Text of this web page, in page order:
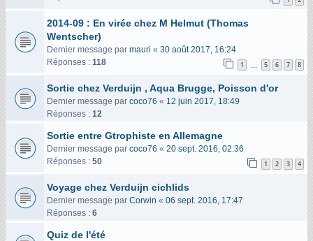
2014-09 : En virée chez M Helmut (Thomas
Wentscher)
Dernier message par mauri « 30 août 2017, 16:24
Réponses : 118 1 5 6 7 8
Sortie chez Verduijn , Aqua Brugge, Poisson d'or
Dernier message par coco76 « 12 juin 2017, 18:49
Réponses : 12
Sortie entre Gtrophiste en Allemagne
Dernier message par coco76 « 20 sept. 2016, 02:36
Réponses : 50 1 2 3 4
Voyage chez Verduijn cichlids
Dernier message par Corwin « 06 sept. 2016, 17:47
Réponses : 6
Quiz de l'été